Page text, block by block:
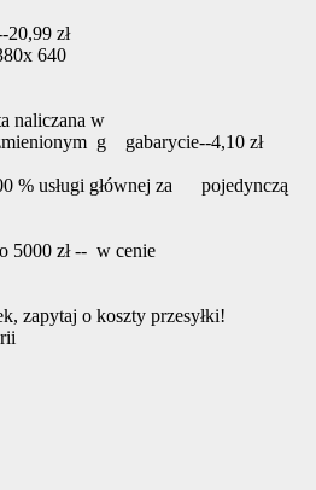
zł
640
naliczana w
g gabarycie--4,10 zł
% usługi głównej za pojedynczą
5000 zł -- w cenie
zapytaj o koszty przesyłki!